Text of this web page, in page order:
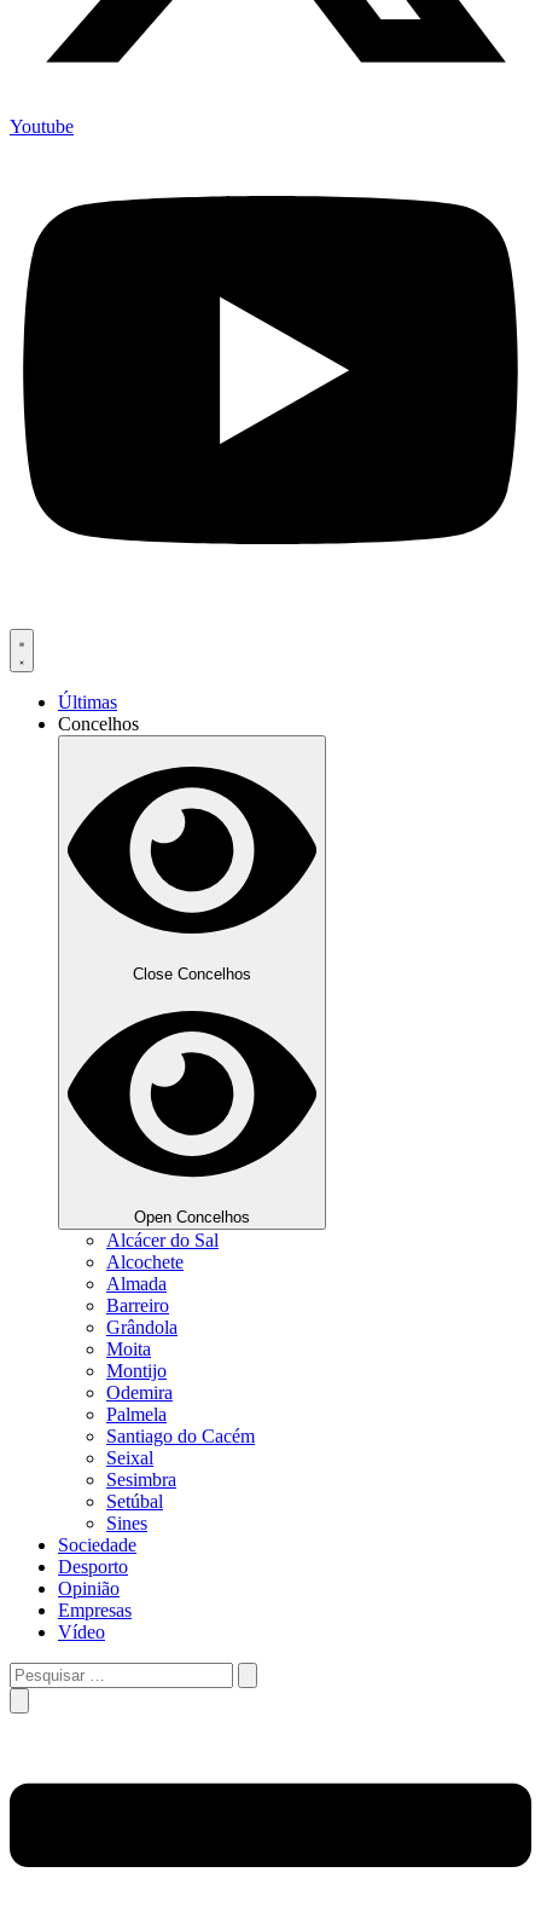
Youtube
Últimas
Concelhos
Close Concelhos
Open Concelhos
Alcácer do Sal
Alcochete
Almada
Barreiro
Grândola
Moita
Montijo
Odemira
Palmela
Santiago do Cacém
Seixal
Sesimbra
Setúbal
Sines
Sociedade
Desporto
Opinião
Empresas
Vídeo
Pesquisar
…